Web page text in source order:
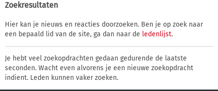
Zoekresultaten
Hier kan je nieuws en reacties doorzoeken. Ben je op zoek naar
een bepaald lid van de site, ga dan naar de ledenlijst.
Je hebt veel zoekopdrachten gedaan gedurende de laatste
seconden. Wacht even alvorens je een nieuwe zoekopdracht
indient. Leden kunnen vaker zoeken.